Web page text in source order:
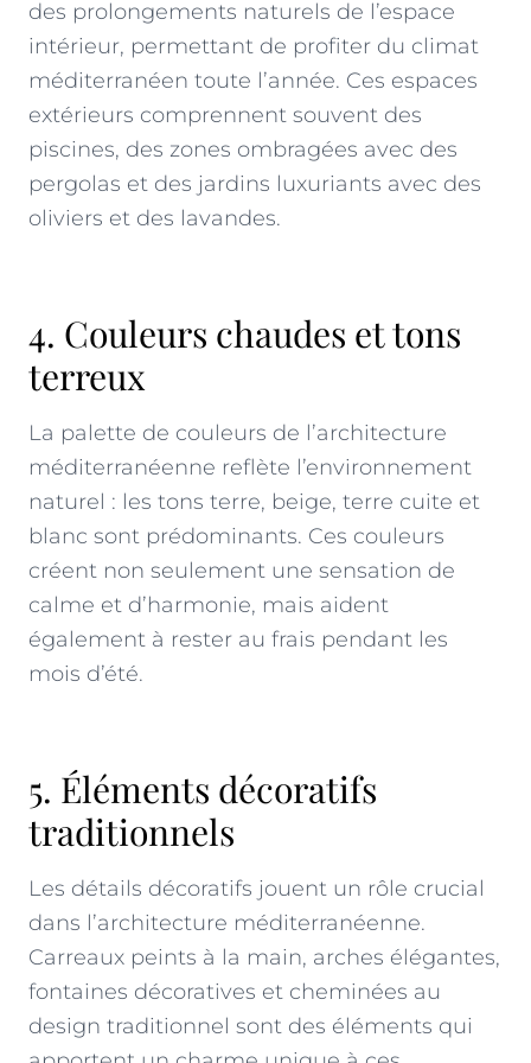
des prolongements naturels de l’espace
intérieur, permettant de profiter du climat
méditerranéen toute l’année. Ces espaces
extérieurs comprennent souvent des
piscines, des zones ombragées avec des
pergolas et des jardins luxuriants avec des
oliviers et des lavandes.
4. Couleurs chaudes et tons
terreux
La palette de couleurs de l’architecture
méditerranéenne reflète l’environnement
naturel : les tons terre, beige, terre cuite et
blanc sont prédominants. Ces couleurs
créent non seulement une sensation de
calme et d’harmonie, mais aident
également à rester au frais pendant les
mois d’été.
5. Éléments décoratifs
traditionnels
Les détails décoratifs jouent un rôle crucial
dans l’architecture méditerranéenne.
Carreaux peints à la main, arches élégantes,
fontaines décoratives et cheminées au
design traditionnel sont des éléments qui